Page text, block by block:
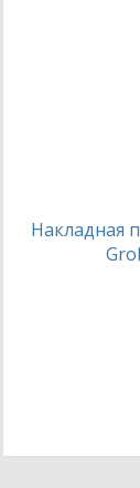
Накладная